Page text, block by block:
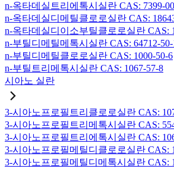
n-옥타데실트리에톡시실란 CAS: 7399-
n-옥타데실디메틸클로로실란 CAS:
n-옥타데실디이소부틸클로로실란 CAS:
n-부틸디메틸메톡시실란 CAS: 64712-50-
n-부틸디메틸클로로실란 CAS: 1000-50-6
n-부틸트리메톡시실란 CAS: 1067-57-8
시아노 실란
3-시아노프로필트리클로로실란 CAS:
3-시아노프로필트리메톡시실란 CAS:
3-시아노프로필트리에톡시실란 CAS:
3-시아노프로필메틸디클로로실란 CAS:
3-시아노프로필메틸디메톡시실란 CAS: